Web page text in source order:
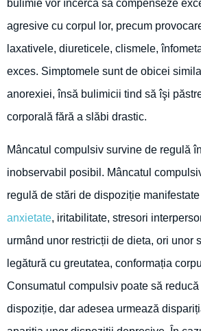
bulimie vor încerca să compenseze
agresive cu corpul lor, precum
laxativele, diureticele, clismele,
exces. Simptomele sunt de obicei
anorexiei, însă bulimicii tind să îşi
corporală fără a slăbi drastic.
Mâncatul compulsiv survine de regulă
inobservabil posibil. Mâncatul
regulă de stări de dispoziție
anxietate, iritabilitate, stresori
urmând unor restricții de dieta, ori unor
legătură cu greutatea, conformația
Consumatul compulsiv poate să
dispoziție, dar adesea urmează